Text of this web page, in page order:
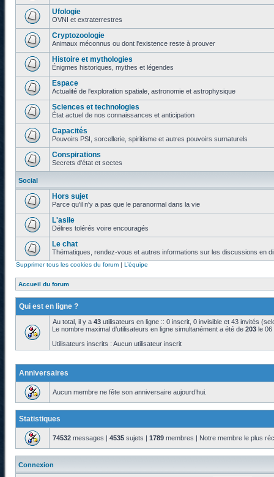
Ufologie
OVNI et extraterrestres
Cryptozoologie
Animaux méconnus ou dont l'existence reste à prouver
Histoire et mythologies
Énigmes historiques, mythes et légendes
Espace
Actualité de l'exploration spatiale, astronomie et astrophysique
Sciences et technologies
État actuel de nos connaissances et anticipation
Capacités
Pouvoirs PSI, sorcellerie, spiritisme et autres pouvoirs surnaturels
Conspirations
Secrets d'état et sectes
Social
Hors sujet
Parce qu'il n'y a pas que le paranormal dans la vie
L'asile
Délires tolérés voire encouragés
Le chat
Thématiques, rendez-vous et autres informations sur les discussions en
Supprimer tous les cookies du forum | L’équipe
Accueil du forum
Qui est en ligne ?
Au total, il y a 43 utilisateurs en ligne :: 0 inscrit, 0 invisible et 43 invités
Le nombre maximal d’utilisateurs en ligne simultanément a été de 203 le 06
Utilisateurs inscrits : Aucun utilisateur inscrit
Anniversaires
Aucun membre ne fête son anniversaire aujourd’hui.
Statistiques
74532 messages | 4535 sujets | 1789 membres | Notre membre le plus
Connexion